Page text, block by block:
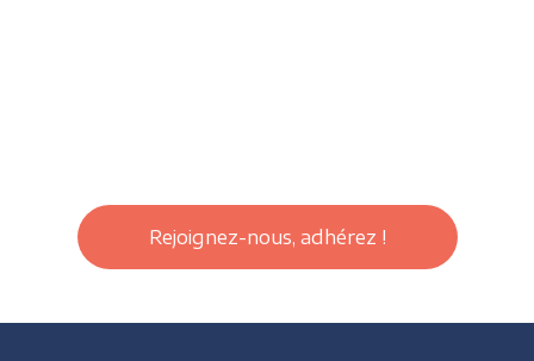
Rejoignez-nous, adhérez !